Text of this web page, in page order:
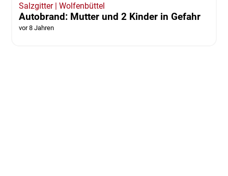
Salzgitter | Wolfenbüttel
Autobrand: Mutter und 2 Kinder in Gefahr
vor 8 Jahren